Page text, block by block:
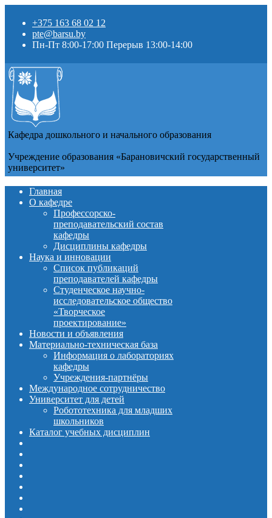
+375 163 68 02 12
pte@barsu.by
Пн-Пт 8:00-17:00 Перерыв 13:00-14:00
Кафедра дошкольного и начального образования
Учреждение образования «Барановичский государственный
университет»
Главная
О кафедре
Профессорско-
преподавательский состав
кафедры
Дисциплины кафедры
Наука и инновации
Список публикаций
преподавателей кафедры
Студенческое научно-
исследовательское общество
«Творческое
проектирование»
Новости и объявления
Материально-техническая база
Информация о лабораториях
кафедры
Учреждения-партнёры
Международное сотрудничество
Университет для детей
Робототехника для младших
школьников
Каталог учебных дисциплин